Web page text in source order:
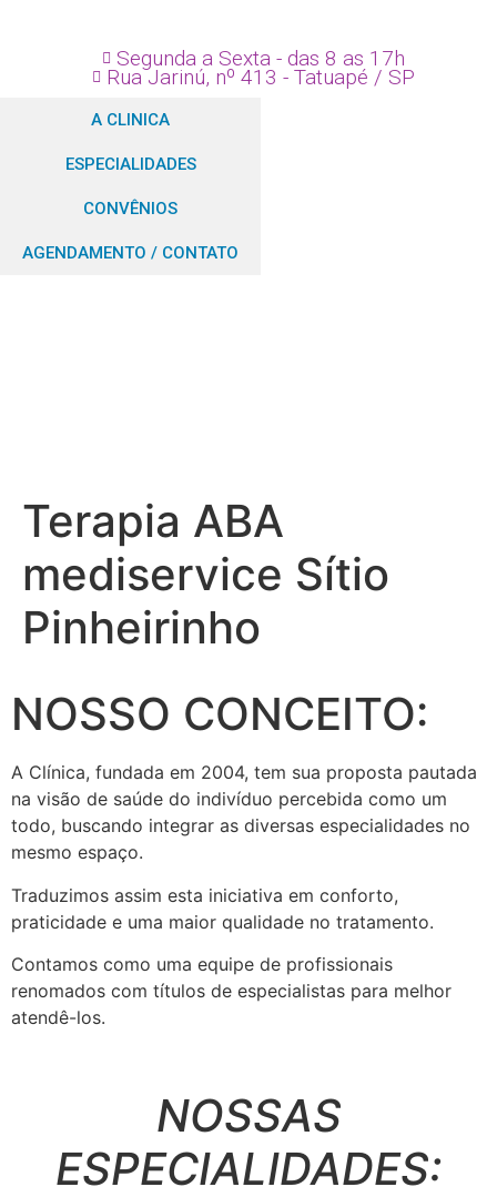
Segunda a Sexta - das 8 as 17h
Rua Jarinú, nº 413 - Tatuapé / SP
A CLINICA
ESPECIALIDADES
CONVÊNIOS
AGENDAMENTO / CONTATO
Terapia ABA
mediservice Sítio
Pinheirinho
NOSSO CONCEITO:
A Clínica, fundada em 2004, tem sua proposta pautada
na visão de saúde do indivíduo percebida como um
todo, buscando integrar as diversas especialidades no
mesmo espaço.
Traduzimos assim esta iniciativa em conforto,
praticidade e uma maior qualidade no tratamento.
Contamos como uma equipe de profissionais
renomados com títulos de especialistas para melhor
atendê-los.
NOSSAS
ESPECIALIDADES: